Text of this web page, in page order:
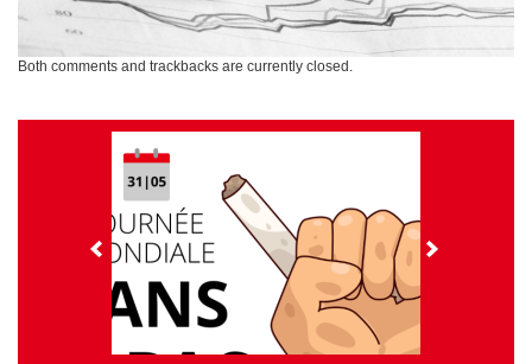
Both comments and trackbacks are currently closed.